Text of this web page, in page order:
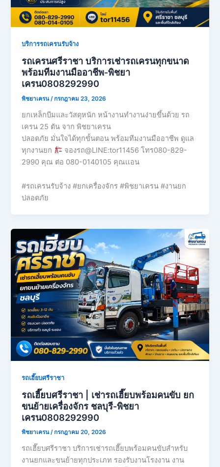
บริการรถเครนรับจ้าง
รถเครนศรีราชา บริการเช่ารถเครนทุกขนาด
พร้อมทีมงานมืออาชีพ-พิชยา
เครน0808292990
พิชยาเครน/กรกฎาคม 23, 2026
ยกเหล็กบีมและวัสดุหนัก หน้างานทำงานง่ายขึ้นด้วย รถ
เครน 25 ตัน จาก พิชยาเครน
ปลอดภัย มั่นใจได้ทุกขั้นตอน พร้อมทีมงานมืออาชีพ ดูแล
ทุกงานยก
จองรถ@LINE:tor11456 โทร080-829-
2990 คุณ ต่อ 080-0140105 คุณเเอน
#รถเครนรับจ้าง #ยกเครื่องจักร #พิชยาเครน #งานยก
ปลอดภัย
รถเฮี๊ยบศรีราชา
รถเฮี๊ยบศรีราชา | เช่ารถเฮี๊ยบพร้อมคนขับ ยก
ขนย้ายเครื่องจักร ชลบุรี-พิชยา
เครน0808292990
พิชยาเครน/กรกฎาคม 20, 2026
รถเฮี๊ยบศรีราชา บริการเช่ารถเฮี๊ยบพร้อมคนขับสำหรับ
งานยกและขนย้ายทุกประเภท รองรับงานโรงงาน งาน